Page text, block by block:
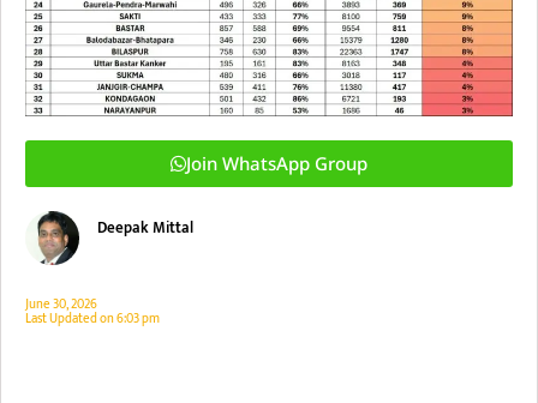
Join WhatsApp Group
Deepak Mittal
June 30, 2026
Last Updated on6:03 pm